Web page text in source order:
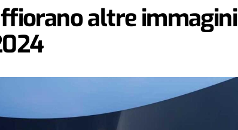
altre immagini